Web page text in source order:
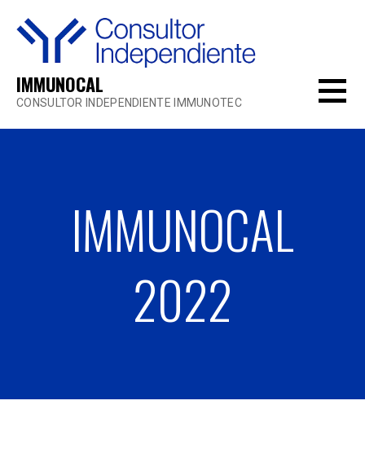
contenido
IMMUNOCAL
CONSULTOR INDEPENDIENTE IMMUNOTEC
IMMUNOCAL
2022